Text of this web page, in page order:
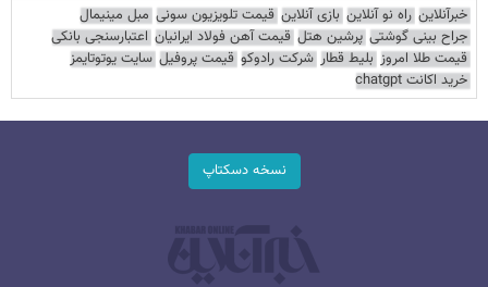
خبرآنلاین راه نو آنلاین بازی آنلاین قیمت تلویزیون سونی مبل مینیمال
جراح بینی گوشتی پرشین هتل قیمت آهن فولاد ایرانیان اعتبارسنجی بانکی
قیمت طلا امروز بلیط قطار شرکت رادوکو قیمت پروفیل سایت یوتوتایمز
خرید اکانت chatgpt
نسخه دسکتاپ